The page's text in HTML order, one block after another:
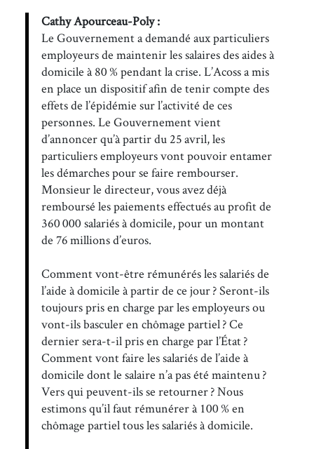
Cathy Apourceau-Poly :
Le Gouvernement a demandé aux particuliers
employeurs de maintenir les salaires des aides à
domicile à 80 % pendant la crise. L’Acoss a mis
en place un dispositif afin de tenir compte des
effets de l’épidémie sur l’activité de ces
personnes. Le Gouvernement vient
d’annoncer qu’à partir du 25 avril, les
particuliers employeurs vont pouvoir entamer
les démarches pour se faire rembourser.
Monsieur le directeur, vous avez déjà
remboursé les paiements effectués au profit de
360 000 salariés à domicile, pour un montant
de 76 millions d’euros.
Comment vont-être rémunérés les salariés de
l’aide à domicile à partir de ce jour ? Seront-ils
toujours pris en charge par les employeurs ou
vont-ils basculer en chômage partiel ? Ce
dernier sera-t-il pris en charge par l’État ?
Comment vont faire les salariés de l’aide à
domicile dont le salaire n’a pas été maintenu ?
Vers qui peuvent-ils se retourner ? Nous
estimons qu’il faut rémunérer à 100 % en
chômage partiel tous les salariés à domicile.